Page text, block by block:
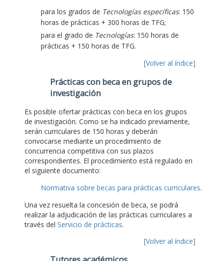
para los grados de Tecnologías específicas: 150
horas de prácticas + 300 horas de TFG;
para el grado de Tecnologías: 150 horas de
prácticas + 150 horas de TFG.
[Volver al índice]
Prácticas con beca en grupos de
investigación
Es posible ofertar prácticas con beca en los grupos
de investigación. Como se ha indicado previamente,
serán curriculares de 150 horas y deberán
convocarse mediante un procedimiento de
concurrencia competitiva con sus plazos
correspondientes. El procedimiento está regulado en
el siguiente documento:
Normativa sobre becas para prácticas curriculares.
Una vez resuelta la concesión de beca, se podrá
realizar la adjudicación de las prácticas curriculares a
través del Servicio de prácticas.
[Volver al índice]